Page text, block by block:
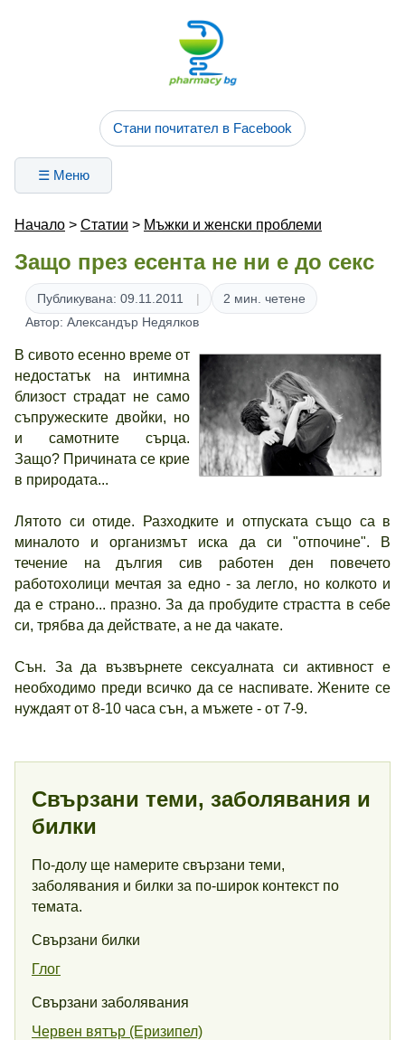
Стани почитател в Facebook
☰ Меню
Начало > Статии > Мъжки и женски проблеми
Защо през есента не ни е до секс
Публикувана: 09.11.2011
2 мин. четене
Автор: Александър Недялков
В сивото есенно време от
недостатък на интимна
близост страдат не само
съпружеските двойки, но
и самотните сърца.
Защо? Причината се крие
в природата...
Лятото си отиде. Разходките и отпуската също са в
миналото и организмът иска да си "отпочине". В
течение на дългия сив работен ден повечето
работохолици мечтая за едно - за легло, но колкото и
да е страно... празно. За да пробудите страстта в себе
си, трябва да действате, а не да чакате.
Сън. За да възвърнете сексуалната си активност е
необходимо преди всичко да се наспивате. Жените се
нуждаят от 8-10 часа сън, а мъжете - от 7-9.
Свързани теми, заболявания и
билки
По-долу ще намерите свързани теми,
заболявания и билки за по-широк контекст по
темата.
Свързани билки
Глог
Свързани заболявания
Червен вятър (Еризипел)